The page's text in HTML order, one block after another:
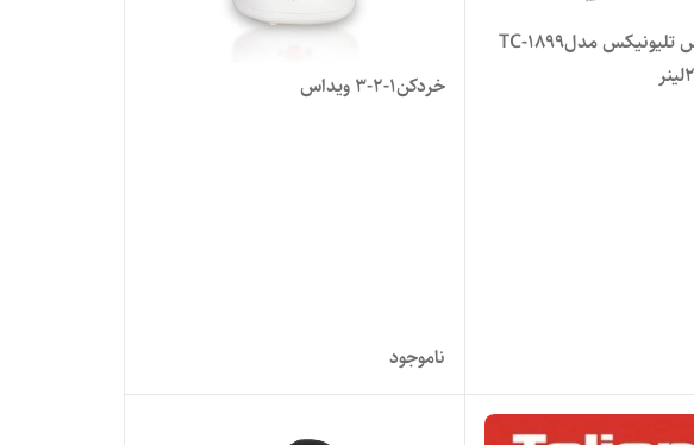
خردکن پیرکس تلیونیکس مدلTC-1899
خردکن۱-۲-۳ ویداس
ناموجود